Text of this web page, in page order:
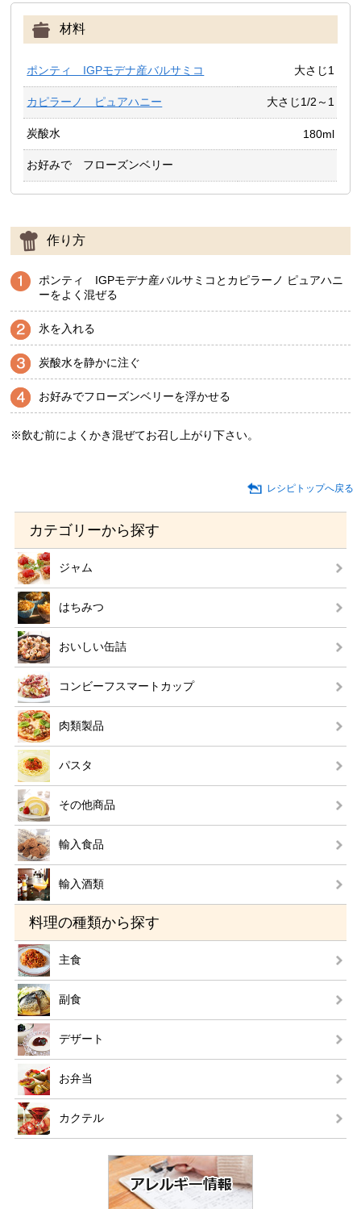
材料
ポンティ IGPモデナ産バルサミコ 大さじ1
カピラーノ ピュアハニー 大さじ1/2～1
炭酸水 180ml
お好みで フローズンベリー
作り方
ポンティ IGPモデナ産バルサミコとカピラーノ ピュアハニ
ーをよく混ぜる
氷を入れる
炭酸水を静かに注ぐ
お好みでフローズンベリーを浮かせる
※飲む前によくかき混ぜてお召し上がり下さい。
レシピトップへ戻る
カテゴリーから探す
ジャム
はちみつ
おいしい缶詰
コンビーフスマートカップ
肉類製品
パスタ
その他商品
輸入食品
輸入酒類
料理の種類から探す
主食
副食
デザート
お弁当
カクテル